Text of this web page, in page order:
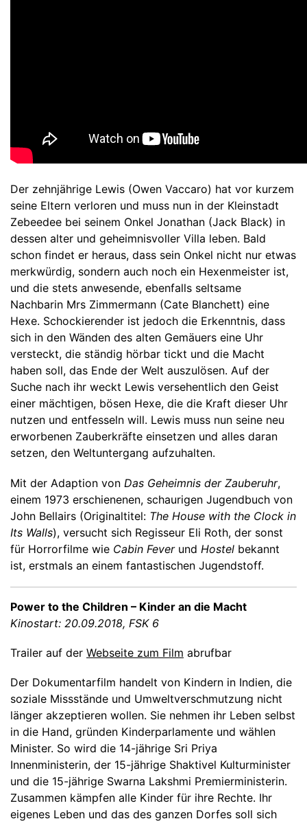
Der zehnjährige Lewis (Owen Vaccaro) hat vor kurzem
seine Eltern verloren und muss nun in der Kleinstadt
Zebeedee bei seinem Onkel Jonathan (Jack Black) in
dessen alter und geheimnisvoller Villa leben. Bald
schon findet er heraus, dass sein Onkel nicht nur etwas
merkwürdig, sondern auch noch ein Hexenmeister ist,
und die stets anwesende, ebenfalls seltsame
Nachbarin Mrs Zimmermann (Cate Blanchett) eine
Hexe. Schockierender ist jedoch die Erkenntnis, dass
sich in den Wänden des alten Gemäuers eine Uhr
versteckt, die ständig hörbar tickt und die Macht
haben soll, das Ende der Welt auszulösen. Auf der
Suche nach ihr weckt Lewis versehentlich den Geist
einer mächtigen, bösen Hexe, die die Kraft dieser Uhr
nutzen und entfesseln will. Lewis muss nun seine neu
erworbenen Zauberkräfte einsetzen und alles daran
setzen, den Weltuntergang aufzuhalten.
Mit der Adaption von Das Geheimnis der Zauberuhr,
einem 1973 erschienenen, schaurigen Jugendbuch von
John Bellairs (Originaltitel: The House with the Clock in
Its Walls), versucht sich Regisseur Eli Roth, der sonst
für Horrorfilme wie Cabin Feverund Hostel bekannt
ist, erstmals an einem fantastischen Jugendstoff.
Power to the Children – Kinder an die Macht
Kinostart: 20.09.2018, FSK 6
Trailer auf der Webseite zum Film abrufbar
Der Dokumentarfilm handelt von Kindern in Indien, die
soziale Missstände und Umweltverschmutzung nicht
länger akzeptieren wollen. Sie nehmen ihr Leben selbst
in die Hand, gründen Kinderparlamente und wählen
Minister. So wird die 14-jährige Sri Priya
Innenministerin, der 15-jährige Shaktivel Kulturminister
und die 15-jährige Swarna Lakshmi Premierministerin.
Zusammen kämpfen alle Kinder für ihre Rechte. Ihr
eigenes Leben und das des ganzen Dorfes soll sich